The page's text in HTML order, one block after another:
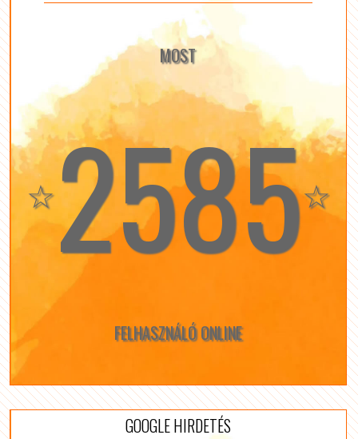
MOST
☆2585☆
FELHASZNÁLÓ ONLINE
GOOGLE HIRDETÉS